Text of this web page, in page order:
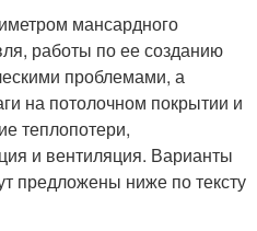
мансардного
работы по ее созданию
проблемами, а
на потолочном покрытии и
теплопотери,
и вентиляция. Варианты
предложены ниже по тексту